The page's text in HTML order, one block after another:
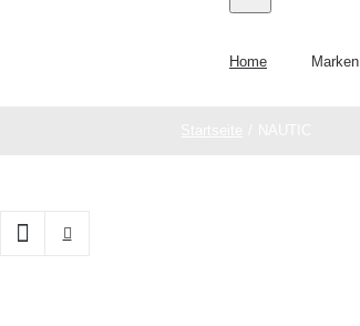
Home Marken